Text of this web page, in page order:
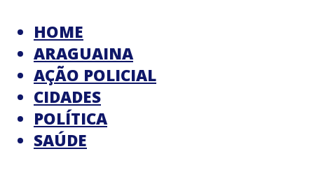
HOME
ARAGUAINA
AÇÃO POLICIAL
CIDADES
POLÍTICA
SAÚDE